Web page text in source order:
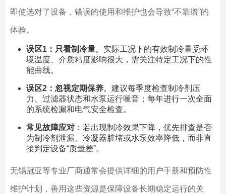
即使选对了设备，错误的使用和维护也会导致“不靠谱”的
体验。
误区1：只看制冷量。实际工况下的有效制冷量受环
境温度、介质粘度影响很大，需关注特定工况下的性
能曲线。
误区2：忽视定期保养。建议每季度检查制冷剂压
力、过滤器状态和水泵运行噪音；每年进行一次全面
的系统检漏和电气安全检查。
常见故障应对：若出现制冷效果下降，优先排查是否
为制冷剂泄漏、冷凝器脏堵或水泵效率降低，而非直
接判定设备“质量差”。
无锡冠亚等专业厂商通常会提供详细的用户手册和预防性
维护计划，善用这些资源是保障设备长期稳定运行的关